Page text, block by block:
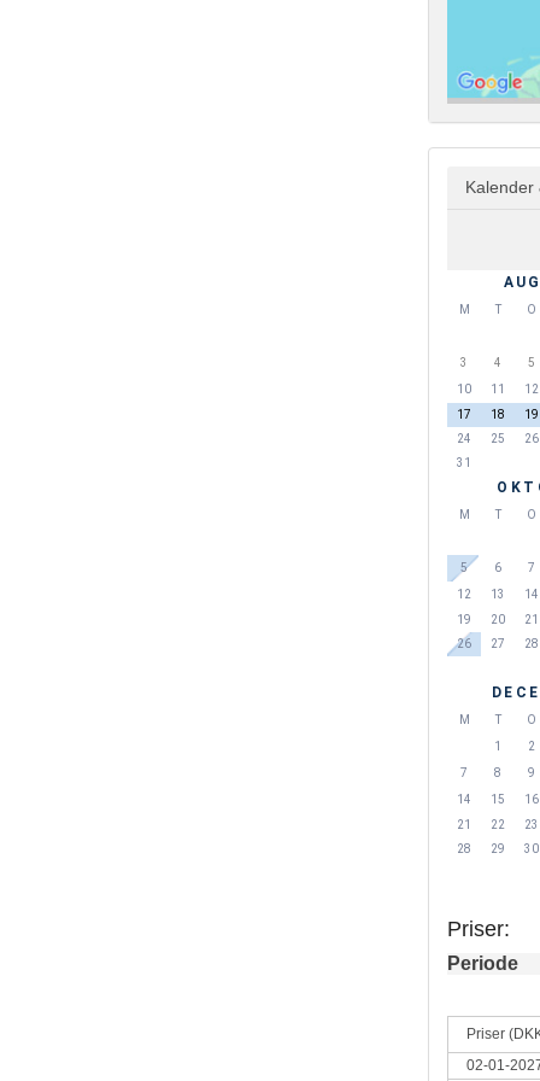
Kalender
M T O
3 4
5
10
11
12
17
18
19
24
25
26
31
M T O
5 6
7
12
13
14
19
20
21
26
27 28
M T
O
1
2
7
8
9
14
15
16
21
22
23
28
29 30
Priser:
Periode
Priser
02-01-